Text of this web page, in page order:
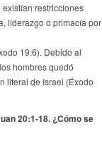
restricciones
liderazgo o primacía por
19:6). Debido al
hombres quedó
literal de Israel (Éxodo
20:1-18. ¿Cómo se